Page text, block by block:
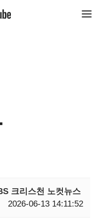
크리스천 노컷뉴스
2026-06-13 14:11:52